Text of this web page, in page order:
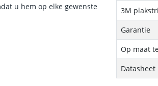
u hem op elke gewenste
3M
Garantie
Op maat
Datasheet